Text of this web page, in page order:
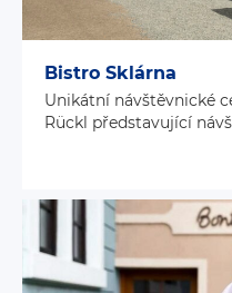
Bistro Sklárna
Unikátní návštěvnické
Rückl představující